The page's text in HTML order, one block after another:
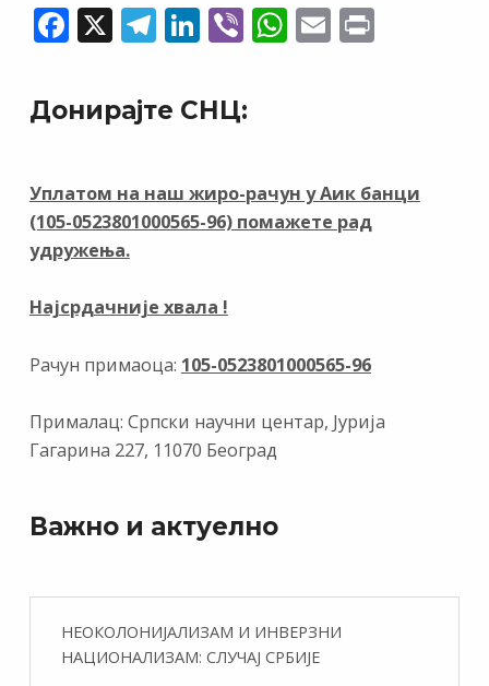
F
e
b
o
k
X T
e
gr
m
Li
k
e
n
Vi
er
W
p
p
E Pr
Донирајте СНЦ:
Уплатом на наш жиро-рачун у Аик банци
(105-0523801000565-96) помажете рад
удружења.
Најсрдачније хвала !
Рачун примаоца: 105-0523801000565-96
Прималац: Српски научни центар, Јурија
Гагарина 227, 11070 Београд
Важно и актуелно
НЕОКОЛОНИЈАЛИЗАМ И ИНВЕРЗНИ
НАЦИОНАЛИЗАМ: СЛУЧАЈ СРБИЈЕ